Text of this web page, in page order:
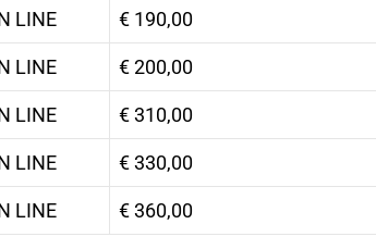
LINE € 190,00
LINE € 200,00
LINE € 310,00
LINE € 330,00
LINE € 360,00